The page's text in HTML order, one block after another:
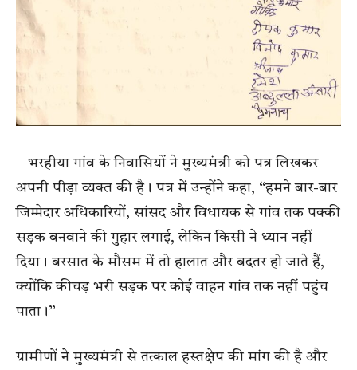
भरहीया गांव के निवासियों ने मुख्यमंत्री को पत्र लिखकर
अपनी पीड़ा व्यक्त की है। पत्र में उन्होंने कहा, “हमने बार-बार
जिम्मेदार अधिकारियों, सांसद और विधायक से गांव तक पक्की
सड़क बनवाने की गुहार लगाई, लेकिन किसी ने ध्यान नहीं
दिया। बरसात के मौसम में तो हालात और बदतर हो जाते हैं,
क्योंकि कीचड़ भरी सड़क पर कोई वाहन गांव तक नहीं पहुंच
पाता।”
ग्रामीणों ने मुख्यमंत्री से तत्काल हस्तक्षेप की मांग की है और